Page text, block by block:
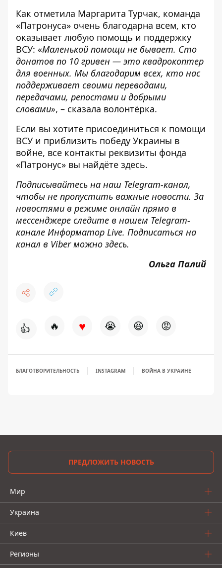
Как отметила Маргарита Турчак, команда
«Патронуса» очень благодарна всем, кто
оказывает любую помощь и поддержку
ВСУ: «Маленькой помощи не бывает. Сто
донатов по 10 гривен — это квадрокоптер
для военных. Мы благодарим всех, кто нас
поддерживает своими переводами,
передачами, репостами и добрыми
словами», – сказала волонтёрка.
Если вы хотите присоединиться к помощи
ВСУ и приблизить победу Украины в
войне, все контакты реквизиты фонда
«Патронус» вы найдёте здесь.
Подписывайтесь на наш Telegram-канал,
чтобы не пропустить важные новости. За
новостями в режиме онлайн прямо в
мессенджере следите в нашем Telegram-
канале Информатор Live. Подписаться на
канал в Viber можно здесь.
Ольга Палий
👍 🔥 ♥ 😭 😆 😡
БЛАГОТВОРИТЕЛЬНОСТЬ INSTAGRAM ВОЙНА В УКРАИНЕ
ПРЕДЛОЖИТЬ НОВОСТЬ
Мир
Украина
Киев
Регионы